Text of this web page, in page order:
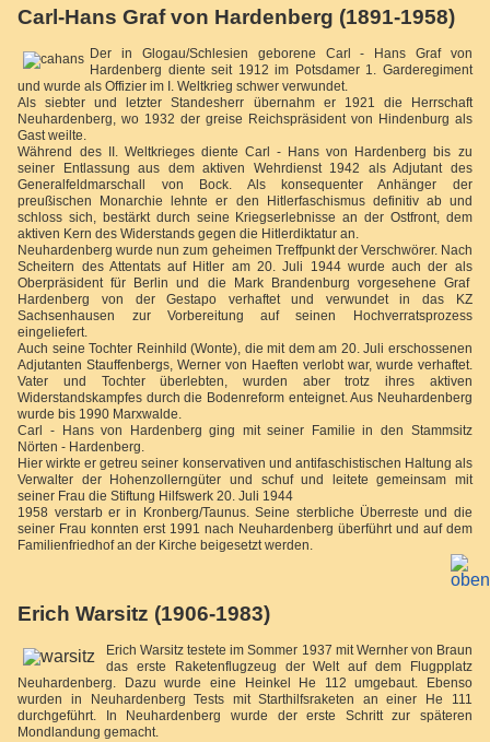
Carl-Hans Graf von Hardenberg (1891-1958)
Der in Glogau/Schlesien geborene Carl - Hans Graf von
Hardenberg diente seit 1912 im Potsdamer 1. Garderegiment
und wurde als Offizier im I. Weltkrieg schwer verwundet.
Als siebter und letzter Standesherr übernahm er 1921 die Herrschaft
Neuhardenberg, wo 1932 der greise Reichspräsident von Hindenburg als
Gast weilte.
Während des II. Weltkrieges diente Carl - Hans von Hardenberg bis zu
seiner Entlassung aus dem aktiven Wehrdienst 1942 als Adjutant des
Generalfeldmarschall von Bock. Als konsequenter Anhänger der
preußischen Monarchie lehnte er den Hitlerfaschismus definitiv ab und
schloss sich, bestärkt durch seine Kriegserlebnisse an der Ostfront, dem
aktiven Kern des Widerstands gegen die Hitlerdiktatur an.
Neuhardenberg wurde nun zum geheimen Treffpunkt der Verschwörer. Nach
Scheitern des Attentats auf Hitler am 20. Juli 1944 wurde auch der als
Oberpräsident für Berlin und die Mark Brandenburg vorgesehene Graf
Hardenberg von der Gestapo verhaftet und verwundet in das KZ
Sachsenhausen zur Vorbereitung auf seinen Hochverratsprozess
eingeliefert.
Auch seine Tochter Reinhild (Wonte), die mit dem am 20. Juli erschossenen
Adjutanten Stauffenbergs, Werner von Haeften verlobt war, wurde verhaftet.
Vater und Tochter überlebten, wurden aber trotz ihres aktiven
Widerstandskampfes durch die Bodenreform enteignet. Aus Neuhardenberg
wurde bis 1990 Marxwalde.
Carl - Hans von Hardenberg ging mit seiner Familie in den Stammsitz
Nörten - Hardenberg.
Hier wirkte er getreu seiner konservativen und antifaschistischen Haltung als
Verwalter der Hohenzollerngüter und schuf und leitete gemeinsam mit
seiner Frau die Stiftung Hilfswerk 20. Juli 1944
1958 verstarb er in Kronberg/Taunus. Seine sterbliche Überreste und die
seiner Frau konnten erst 1991 nach Neuhardenberg überführt und auf dem
Familienfriedhof an der Kirche beigesetzt werden.
Erich Warsitz (1906-1983)
Erich Warsitz testete im Sommer 1937 mit Wernher von Braun
das erste Raketenflugzeug der Welt auf dem Flugpplatz
Neuhardenberg. Dazu wurde eine Heinkel He 112 umgebaut. Ebenso
wurden in Neuhardenberg Tests mit Starthilfsraketen an einer He 111
durchgeführt. In Neuhardenberg wurde der erste Schritt zur späteren
Mondlandung gemacht.